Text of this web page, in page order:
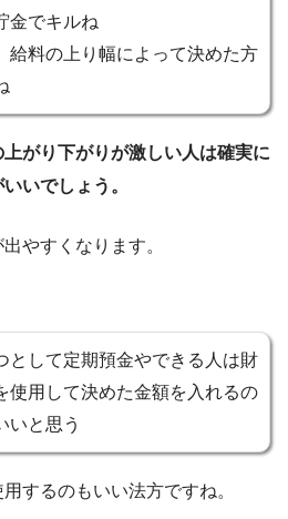
金でキルね
給料の上り幅によって決めた方
がり下がりが激しい人は確実に
いでしょう。
やすくなります。
として定期預金やできる人は財
使用して決めた金額を入れるの
いと思う
するのもいい法方ですね。